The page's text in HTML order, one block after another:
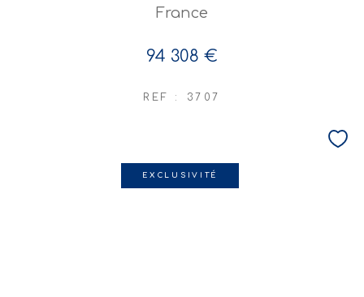
France
94 308 €
REF : 3707
EXCLUSIVITÉ